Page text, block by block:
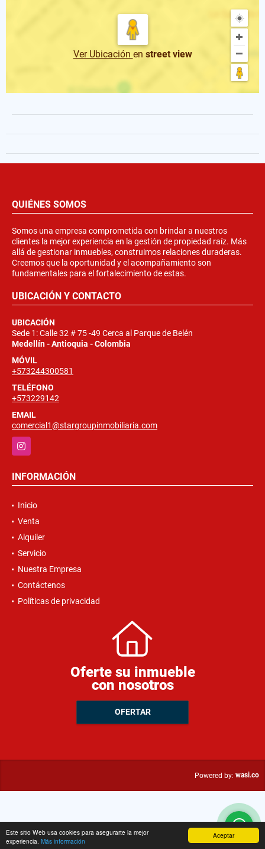
Aceptar
Este sitio Web usa cookies para asegurarte la mejor
experiencia. Más información
Ver Ubicación en street view
QUIÉNES SOMOS
Somos una empresa comprometida con brindar a nuestros
clientes la mejor experiencia en la gestión de propiedad raíz. Más
allá de gestionar inmuebles, construimos relaciones duraderas.
Creemos que la oportunidad y el acompañamiento son
fundamentales para el fortalecimiento de estas.
UBICACIÓN Y CONTACTO
UBICACIÓN
Sede 1: Calle 32 # 75 -49 Cerca al Parque de Belén
Medellín - Antioquia - Colombia
MÓVIL
+573244300581
TELÉFONO
+573229142
EMAIL
comercial1@stargroupinmobiliaria.com
Instagram
INFORMACIÓN
Inicio
Venta
Alquiler
Servicio
Nuestra Empresa
Contáctenos
Políticas de privacidad
Oferte su inmueble
con nosotros
OFERTAR
Powered by: wasi.co